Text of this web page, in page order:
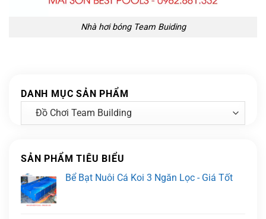
Nhà hơi bóng Team Buiding
DANH MỤC SẢN PHẨM
SẢN PHẨM TIÊU BIỂU
Bể Bạt Nuôi Cá Koi 3 Ngăn Lọc - Giá Tốt